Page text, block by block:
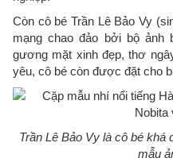
Còn cô bé Trần Lê Bảo Vy
mạng chao đảo bởi bộ ảnh
gương mặt xinh đẹp, thơ
yêu, cô bé còn được đặt cho
Trần Lê Bảo Vy là cô bé
mẫu